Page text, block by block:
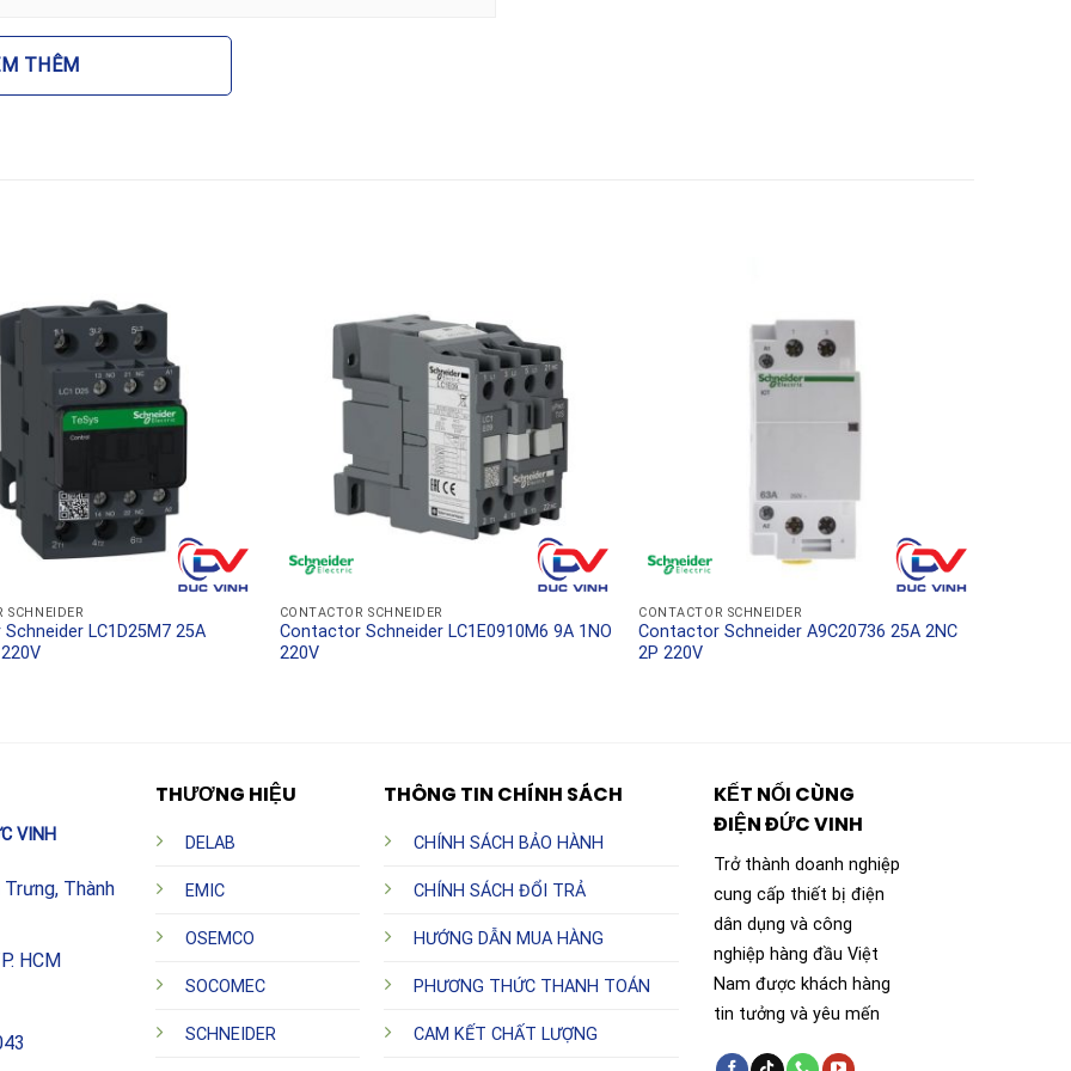
cho phép bạn dễ dàng tìm kiếm phụ kiện thay thế
ít phát sinh nhiệt lượng khi làm việc giúp tủ điện luôn
trực tiếp (DOL), khởi động sao-tam giác cho hệ
nén khí.
sáng quy mô lớn tại các tòa nhà cao tầng, nhà
HVAC, hệ thống thông gió và điều hòa không khí
xát, hệ thống tưới tiêu tự động yêu cầu sự bền bỉ
chính hãng Schneider?
220V
chính hãng là cách tốt nhất để đảm bảo an
THÊM
SCHNEIDER
LC1D25M7 25A
CONTACTOR SCHNEIDER
Contactor Schneider LC1E0910M6 9A 1NO
220V
CONTACTOR SCHNEIDER
Contactor Schneider A9C20736 25A 2NC
2P 220V
VINH
Thành
HCM
THƯƠNG HIỆU
DELAB
EMIC
OSEMCO
SOCOMEC
SCHNEIDER
THÔNG TIN CHÍNH SÁCH
CHÍNH SÁCH BẢO HÀNH
CHÍNH SÁCH ĐỔI TRẢ
HƯỚNG DẪN MUA HÀNG
PHƯƠNG THỨC THANH TOÁN
CAM KẾT CHẤT LƯỢNG
KẾT NỐI CÙNG
ĐIỆN ĐỨC VINH
Trở thành doanh nghiệp
cung cấp thiết bị điện
dân dụng và công
nghiệp hàng đầu Việt
Nam được khách hàng
tin tưởng và yêu mến